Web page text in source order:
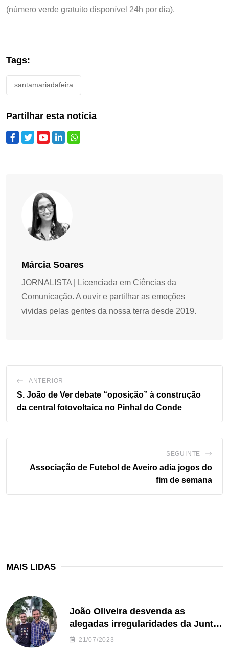
(número verde gratuito disponível 24h por dia).
Tags:
santamariadafeira
Partilhar esta notícia
Márcia Soares
JORNALISTA | Licenciada em Ciências da
Comunicação. A ouvir e partilhar as emoções
vividas pelas gentes da nossa terra desde 2019.
ANTERIOR
S. João de Ver debate “oposição” à construção
da central fotovoltaica no Pinhal do Conde
SEGUINTE
Associação de Futebol de Aveiro adia jogos do
fim de semana
MAIS LIDAS
João Oliveira desvenda as
alegadas irregularidades da Junta
de Freguesia S. João de Ver
21/07/2023